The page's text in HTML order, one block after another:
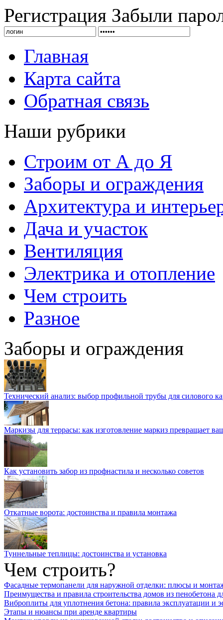
Регистрация Забыли
Главная
Карта сайта
Обратная связь
Наши рубрики
Строим от А до Я
Заборы и ограждения
Архитектура и
Дача и участок
Вентиляция
Электрика и отопление
Чем строить
Разное
Заборы и ограждения
Технический анализ: выбор профильной трубы для силового
Маркизы для террасы: как изготовление маркиз превращает
Как установить забор из профнастила и несколько советов
Откатные ворота: достоинства и правила монтажа
Туннельные теплицы: достоинства и установка
Чем строить?
Фасадные термопанели для наружной отделки: плюсы и
Преимущества и правила строительства домов из пенобетона
Виброплиты для уплотнения бетона: правила эксплуатации и
Этапы и нюансы при аренде квартиры